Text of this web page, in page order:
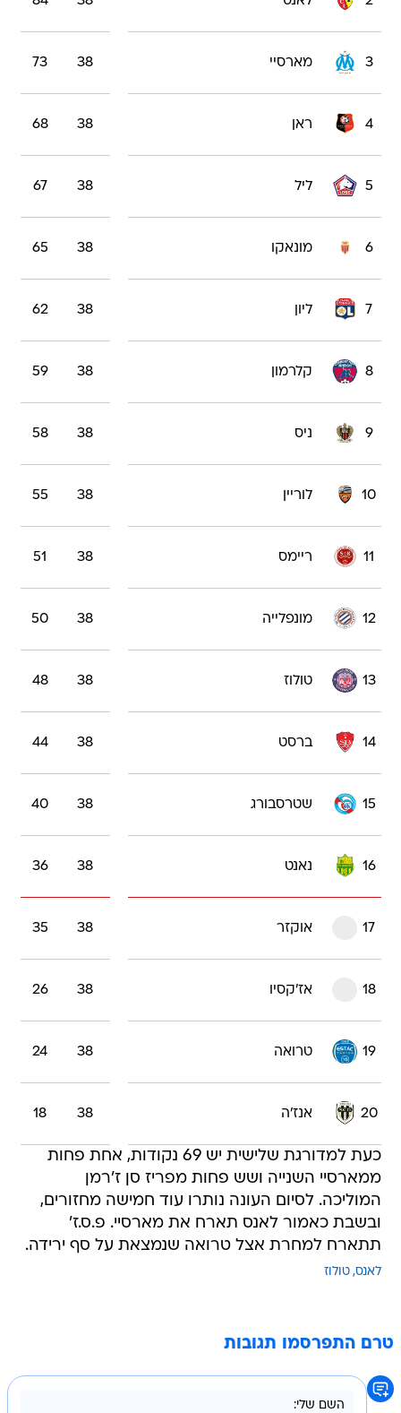
3 מארסיי 38
73
4 ראן 38
68
5 ליל 38
67
6 מונאקו 38
65
7 ליון 38
62
8 קלרמון 38
59
9 ניס 38
58
10 לוריין 38
55
11 ריימס 38
51
12 מונפלייה 38
50
13 טולוז 38
48
14 ברסט 38
44
15 שטרסבורג 38
40
16 נאנט 38
36
17 אוקזר 38
35
18 אז'קסיו 38
26
19 טרואה 38
24
20 אנז'ה 38
18
כעת למדורגת שלישית יש 69 נקודות, אחת פחות
ממארסיי השנייה ושש פחות מפריז סן ז'רמן
המוליכה. לסיום העונה נותרו עוד חמישה מחזורים,
ובשבת כאמור לאנס תארח את מארסיי. פ.ס.ז'
תתארח למחרת אצל טרואה שנמצאת על סף ירידה.
לאנס טולוז
טרם התפרסמו תגובות